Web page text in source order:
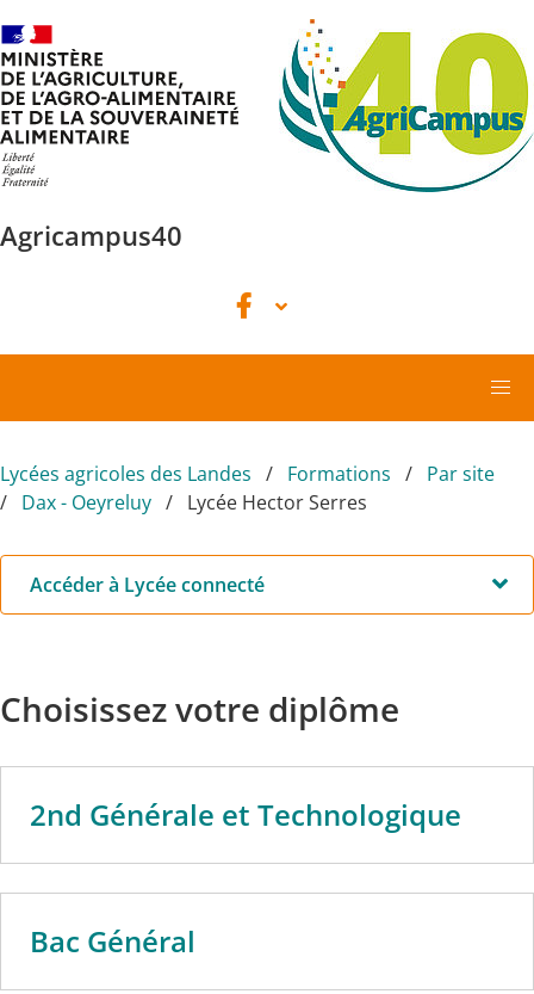
Agricampus40
Lycées agricoles des Landes Formations
Par site
Dax - Oeyreluy
Lycée Hector Serres
Accéder à Lycée connecté
Choisissez votre diplôme
2nd Générale et Technologique
Bac Général